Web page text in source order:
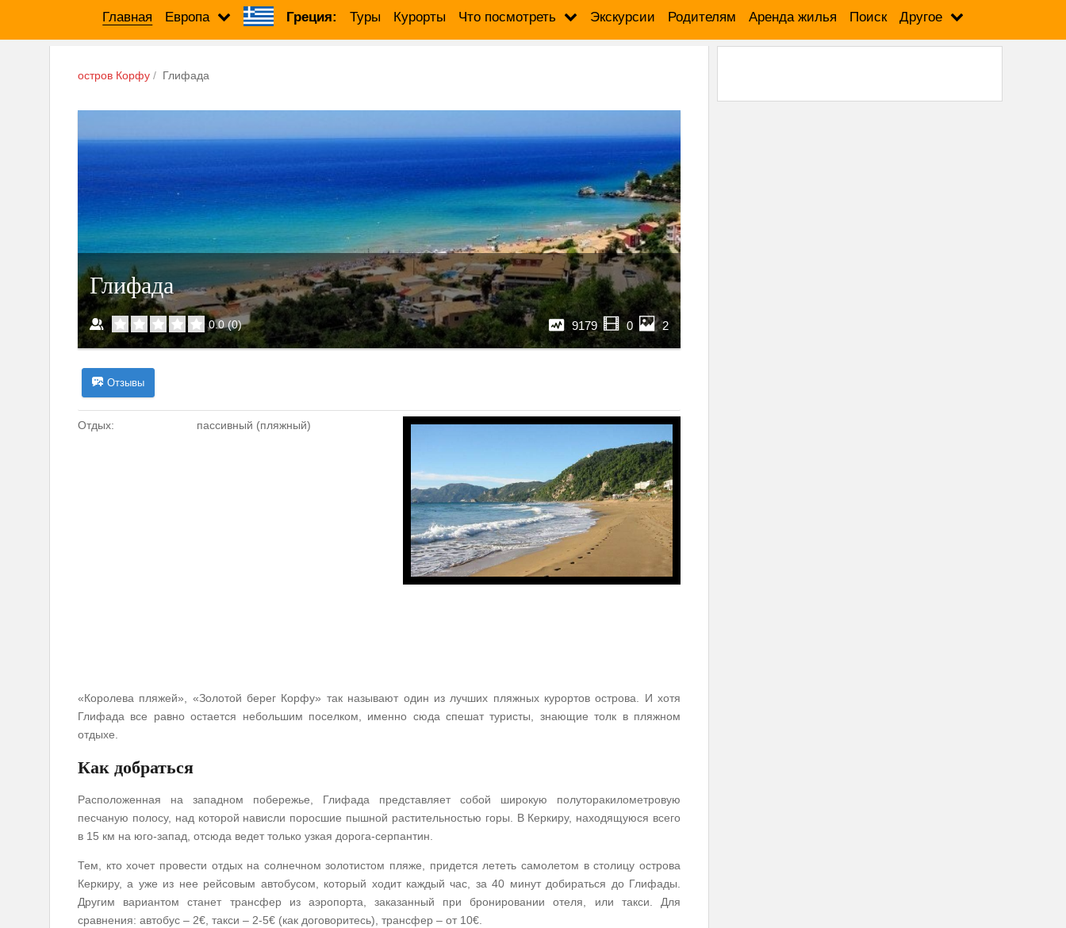
Главная Европа Греция: Туры Курорты Что посмотреть Экскурсии Родителям Аренда жилья Поиск Другое
остров Корфу Глифада
Глифада
0.0(0) 9179 0 2
Отзывы
Отдых: пассивный (пляжный)
«Королева пляжей», «Золотой берег Корфу» так называют один из лучших пляжных курортов острова. И хотя
Глифада все равно остается небольшим поселком, именно сюда спешат туристы, знающие толк в пляжном
отдыхе.
Как добраться
Расположенная на западном побережье, Глифада представляет собой широкую полуторакилометровую
песчаную полосу, над которой нависли поросшие пышной растительностью горы. В Керкиру, находящуюся всего
в 15 км на юго-запад, отсюда ведет только узкая дорога-серпантин.
Тем, кто хочет провести отдых на солнечном золотистом пляже, придется лететь самолетом в столицу острова
Керкиру, а уже из нее рейсовым автобусом, который ходит каждый час, за 40 минут добираться до Глифады.
Другим вариантом станет трансфер из аэропорта, заказанный при бронировании отеля, или такси. Для
сравнения: автобус – 2€, такси – 2-5€ (как договоритесь), трансфер – от 10€.